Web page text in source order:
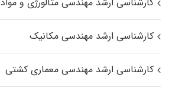
کارشناسی ارشد مهندسی مکانیک
کارشناسی ارشد مهندسی معماری کشتی